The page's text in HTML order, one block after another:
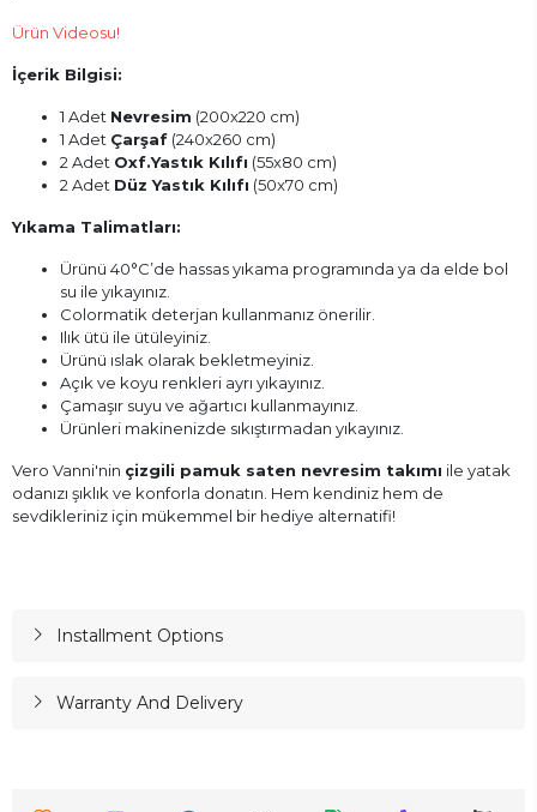
Ürün Videosu!
İçerik Bilgisi:
1 Adet Nevresim (200x220 cm)
1 Adet Çarşaf (240x260 cm)
2 Adet Oxf.Yastık Kılıfı (55x80 cm)
2 Adet Düz Yastık Kılıfı (50x70 cm)
Yıkama Talimatları:
Ürünü 40°C’de hassas yıkama programında ya da elde bol
su ile yıkayınız.
Colormatik deterjan kullanmanız önerilir.
Ilık ütü ile ütüleyiniz.
Ürünü ıslak olarak bekletmeyiniz.
Açık ve koyu renkleri ayrı yıkayınız.
Çamaşır suyu ve ağartıcı kullanmayınız.
Ürünleri makinenizde sıkıştırmadan yıkayınız.
Vero Vanni'nin çizgili pamuk saten nevresim takımı ile yatak
odanızı şıklık ve konforla donatın. Hem kendiniz hem de
sevdikleriniz için mükemmel bir hediye alternatifi!
Installment Options
Warranty And Delivery